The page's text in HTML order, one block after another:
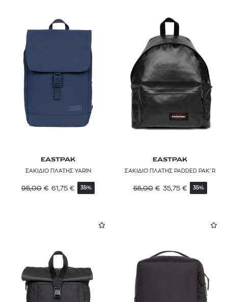
EASTPAK
ΣΑΚΙΔΙΟ ΠΛΑΤΗΣ YARIN
95,00 € 61,75 € 35%
EASTPAK
ΣΑΚΙΔΙΟ ΠΛΑΤΗΣ PADDED PAK'R
55,00 € 35,75 € 35%